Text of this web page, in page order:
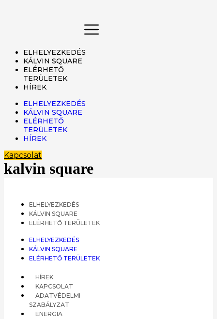
ELHELYEZKEDÉS
KÁLVIN SQUARE
ELÉRHETŐ
TERÜLETEK
HÍREK
ELHELYEZKEDÉS
KÁLVIN SQUARE
ELÉRHETŐ
TERÜLETEK
HÍREK
Kapcsolat
kalvin square
ELHELYEZKEDÉS
KÁLVIN SQUARE
ELÉRHETŐ TERÜLETEK
ELHELYEZKEDÉS
KÁLVIN SQUARE
ELÉRHETŐ TERÜLETEK
HÍREK
KAPCSOLAT
ADATVÉDELMI
SZABÁLYZAT
ENERGIA